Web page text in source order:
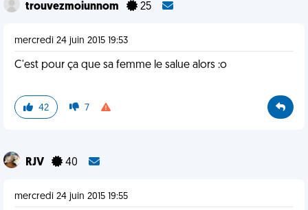
trouvezmoiunnom 25
mercredi 24 juin 2015 19:53
C'est pour ça que sa femme le salue alors :o
42 7
RJV 40
mercredi 24 juin 2015 19:55